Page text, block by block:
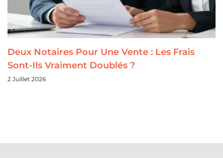
Deux Notaires Pour Une Vente : Les Frais
Sont-Ils Vraiment Doublés ?
2 Juillet 2026